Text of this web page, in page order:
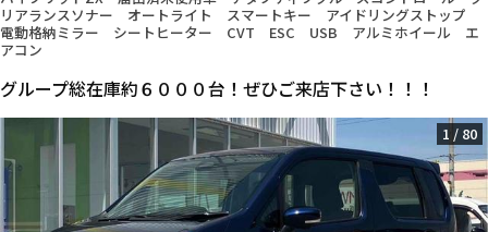
リアランスソナー オートライト スマートキー アイドリングストップ
電動格納ミラー シートヒーター CVT ESC USB アルミホイール エ
アコン
グループ総在庫約６０００台！ぜひご来店下さい！！！
1 / 80